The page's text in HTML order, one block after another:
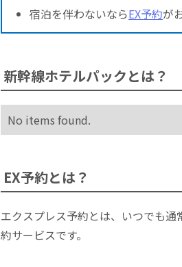
宿泊を伴わないならEX予約が
新幹線ホテルパックとは？
No items found.
EX予約とは？
エクスプレス予約とは、いつでも
約サービスです。